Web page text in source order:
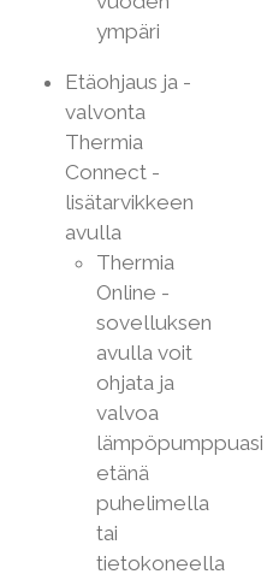
ympäri
Etäohjaus ja -
valvonta
Thermia
Connect -
lisätarvikkeen
avulla
Thermia
Online -
sovelluksen
avulla voit
ohjata ja
valvoa
lämpöpumppuasi
etänä
puhelimella
tai
tietokoneella